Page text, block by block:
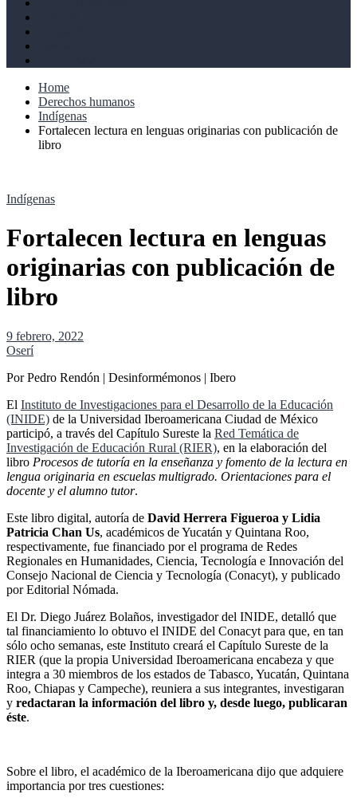
Home
Derechos humanos
Indígenas
Fortalecen lectura en lenguas originarias con publicación de
libro
Indígenas
Fortalecen lectura en lenguas
originarias con publicación de
libro
9 febrero, 2022
Oserí
Por Pedro Rendón | Desinformémonos | Ibero
El Instituto de Investigaciones para el Desarrollo de la Educación
(INIDE) de la Universidad Iberoamericana Ciudad de México
participó, a través del Capítulo Sureste la Red Temática de
Investigación de Educación Rural (RIER), en la elaboración del
libro Procesos de tutoría en la enseñanza y fomento de la lectura en
lengua originaria en escuelas multigrado. Orientaciones para el
docente y el alumno tutor.
Este libro digital, autoría de David Herrera Figueroa y Lidia
Patricia Chan Us, académicos de Yucatán y Quintana Roo,
respectivamente, fue financiado por el programa de Redes
Regionales en Humanidades, Ciencia, Tecnología e Innovación del
Consejo Nacional de Ciencia y Tecnología (Conacyt), y publicado
por Editorial Nómada.
El Dr. Diego Juárez Bolaños, investigador del INIDE, detalló que
tal financiamiento lo obtuvo el INIDE del Conacyt para que, en tan
sólo ocho semanas, este Instituto creará el Capítulo Sureste de la
RIER (que la propia Universidad Iberoamericana encabeza y que
integra a 30 miembros de los estados de Tabasco, Yucatán, Quintana
Roo, Chiapas y Campeche), reuniera a sus integrantes, investigaran
y redactaran la información del libro y, desde luego, publicaran
éste.
Sobre el libro, el académico de la Iberoamericana dijo que adquiere
importancia por tres cuestiones: